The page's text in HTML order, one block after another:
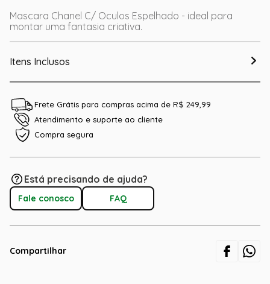
Mascara Chanel C/ Oculos Espelhado - ideal para
montar uma fantasia criativa.
Itens Inclusos
Frete Grátis para compras acima de R$ 249,99
Atendimento e suporte ao cliente
Compra segura
Está precisando de ajuda?
Fale conosco FAQ
Compartilhar